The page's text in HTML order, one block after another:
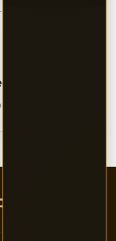
verwerkt.